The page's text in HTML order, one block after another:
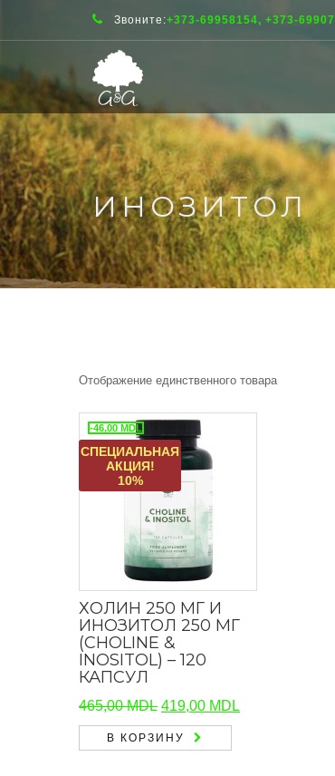
Звоните:+373-69958154, +373-
ИНОЗИТОЛ
Отображение единственного товара
-46,00 MDL
СПЕЦИАЛЬНАЯ
АКЦИЯ!
10%
ХОЛИН 250 МГ И
ИНОЗИТОЛ 250 МГ
(CHOLINE &
INOSITOL) – 120
КАПСУЛ
465,00MDL Первоначальная
цена
составляла
419,00 MDL
В КОРЗИНУ